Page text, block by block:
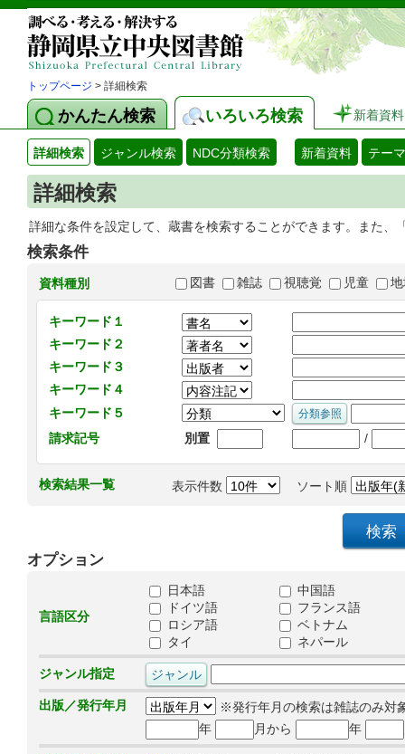
トップページ > 詳細検索
かんたん検索 いろいろ検索 新着資料
詳細検索 ジャンル検索 NDC分類検索 新着資料 テー
詳細検索
詳細な条件を設定して、蔵書を検索することができます。また
検索条件
資料種別 図書 雑誌 視聴覚 児童
キーワード１
キーワード２
キーワード３
キーワード４
キーワード５
請求記号
別置 /
検索結果一覧 表示件数 ソート順
オプション
言語区分
日本語
中国語
ドイツ語
フランス語
ロシア語
ベトナム
タイ
ネパール
ジャンル指定
出版／発行年月
※発行年月の検索は雑誌のみ対
年
月から 年